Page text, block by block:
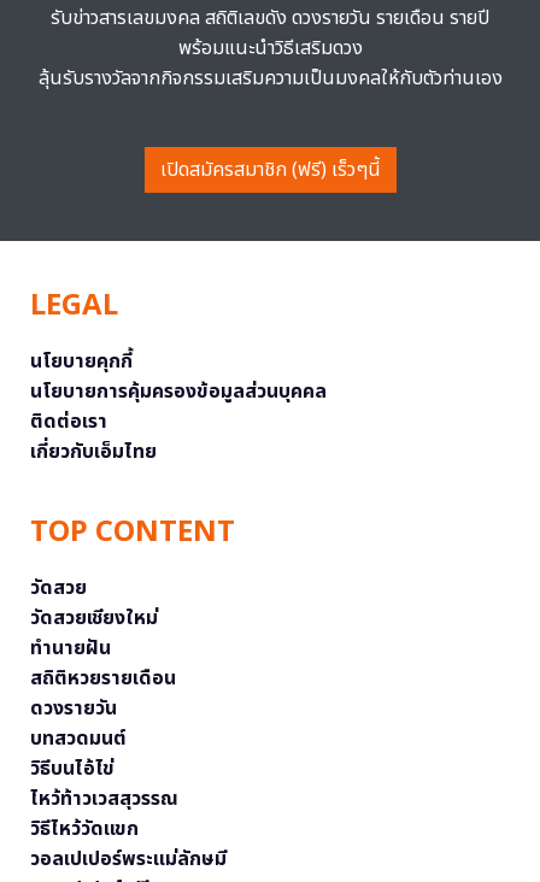
รับข่าวสารเลขมงคล สถิติเลขดัง ดวงรายวัน รายเดือน รายปี
พร้อมแนะนำวิธีเสริมดวง
ลุ้นรับรางวัลจากกิจกรรมเสริมความเป็นมงคลให้กับตัวท่านเอง
เปิดสมัครสมาชิก (ฟรี) เร็วๆนี้
LEGAL
นโยบายคุกกี้
นโยบายการคุ้มครองข้อมูลส่วนบุคคล
ติดต่อเรา
เกี่ยวกับเอ็มไทย
TOP CONTENT
วัดสวย
วัดสวยเชียงใหม่
ทำนายฝัน
สถิติหวยรายเดือน
ดวงรายวัน
บทสวดมนต์
วิธีบนไอ้ไข่
ไหว้ท้าวเวสสุวรรณ
วิธีไหว้วัดแขก
วอลเปเปอร์พระแม่ลักษมี